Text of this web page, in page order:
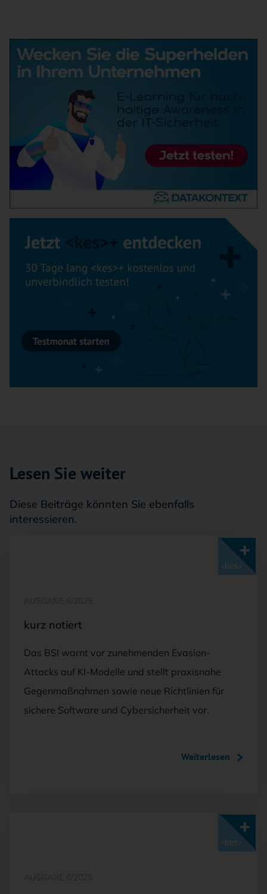
Lesen Sie weiter
Diese Beiträge könnten Sie ebenfalls
interessieren.
kurz notiert
Das BSI warnt vor zunehmenden Evasion-
Attacks auf KI-Modelle und stellt praxisnahe
Gegenmaßnahmen sowie neue Richtlinien für
sichere Software und Cybersicherheit vor.
Weiterlesen